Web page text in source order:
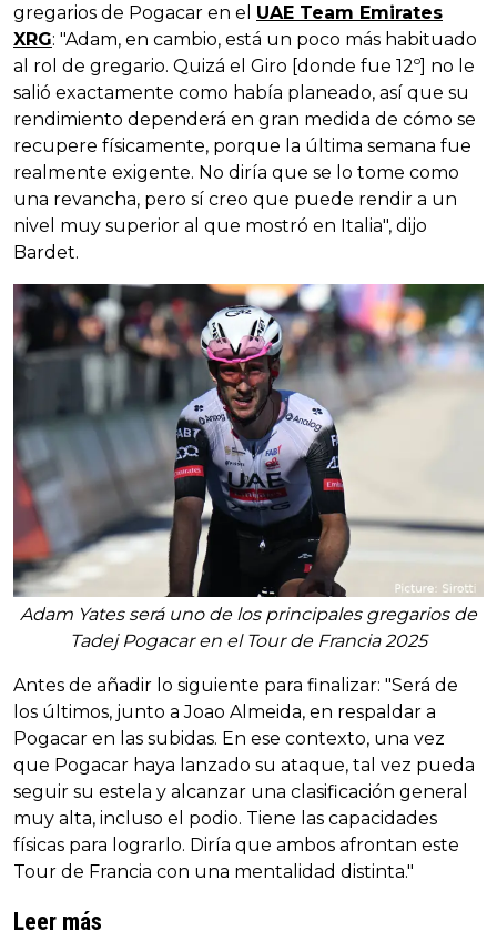
gregarios de Pogacar en el UAE Team Emirates
XRG: "Adam, en cambio, está un poco más habituado
al rol de gregario. Quizá el Giro [donde fue 12º] no le
salió exactamente como había planeado, así que su
rendimiento dependerá en gran medida de cómo se
recupere físicamente, porque la última semana fue
realmente exigente. No diría que se lo tome como
una revancha, pero sí creo que puede rendir a un
nivel muy superior al que mostró en Italia", dijo
Bardet.
Adam Yates será uno de los principales gregarios de
Tadej Pogacar en el Tour de Francia 2025
Antes de añadir lo siguiente para finalizar: "Será de
los últimos, junto a Joao Almeida, en respaldar a
Pogacar en las subidas. En ese contexto, una vez
que Pogacar haya lanzado su ataque, tal vez pueda
seguir su estela y alcanzar una clasificación general
muy alta, incluso el podio. Tiene las capacidades
físicas para lograrlo. Diría que ambos afrontan este
Tour de Francia con una mentalidad distinta."
Leer más